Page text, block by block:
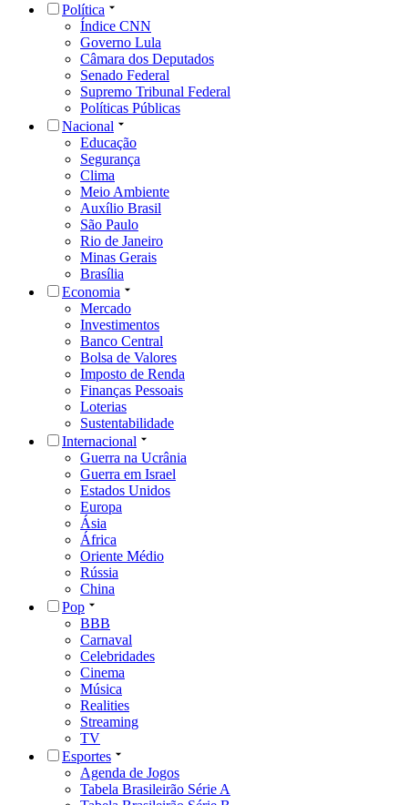
Política
Índice CNN
Governo Lula
Câmara dos Deputados
Senado Federal
Supremo Tribunal Federal
Políticas Públicas
Nacional
Educação
Segurança
Clima
Meio Ambiente
Auxílio Brasil
São Paulo
Rio de Janeiro
Minas Gerais
Brasília
Economia
Mercado
Investimentos
Banco Central
Bolsa de Valores
Imposto de Renda
Finanças Pessoais
Loterias
Sustentabilidade
Internacional
Guerra na Ucrânia
Guerra em Israel
Estados Unidos
Europa
Ásia
África
Oriente Médio
Rússia
China
Pop
BBB
Carnaval
Celebridades
Cinema
Música
Realities
Streaming
TV
Esportes
Agenda de Jogos
Tabela Brasileirão Série A